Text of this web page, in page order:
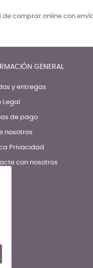
comprar online con
GENERAL
y entregas
Legal
de pago
nosotros
Privacidad
con nosotros